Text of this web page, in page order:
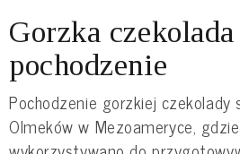
Gorzka
pochodzenie
Pochodzenie gorzkiej czekolady
Olmeków w Mezoameryce,